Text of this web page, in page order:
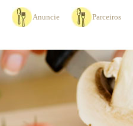
Anuncie Parceiros